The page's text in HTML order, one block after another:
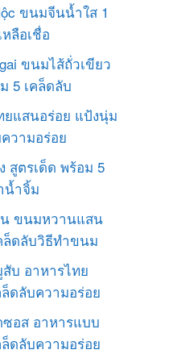
ขนมจีนน้ำใส 1
ลือเชื่อ
ขนมไส้ถั่วเขียว
5 เคล็ดลับ
แสนอร่อย แป้งนุ่ม
วามอร่อย
สูตรเด็ด พร้อม 5
น้ำจิ้ม
น ขนมหวานแสน
ล็ดลับวิธีทำขนม
บ อาหารไทย
ดลับความอร่อย
อส อาหารแบบ
ดลับความอร่อย